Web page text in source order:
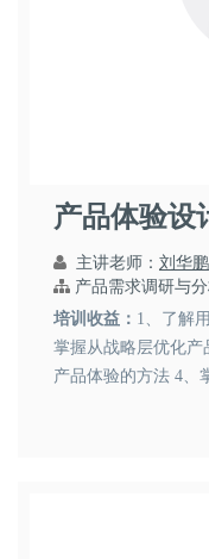
产品体验设
主讲老师： 刘华鹏
产品需求调研与
培训收益： 1、了解
掌握从战略层优化产
产品体验的方法 4、